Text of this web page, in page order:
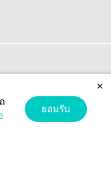
Limited
ยอมรับ
×